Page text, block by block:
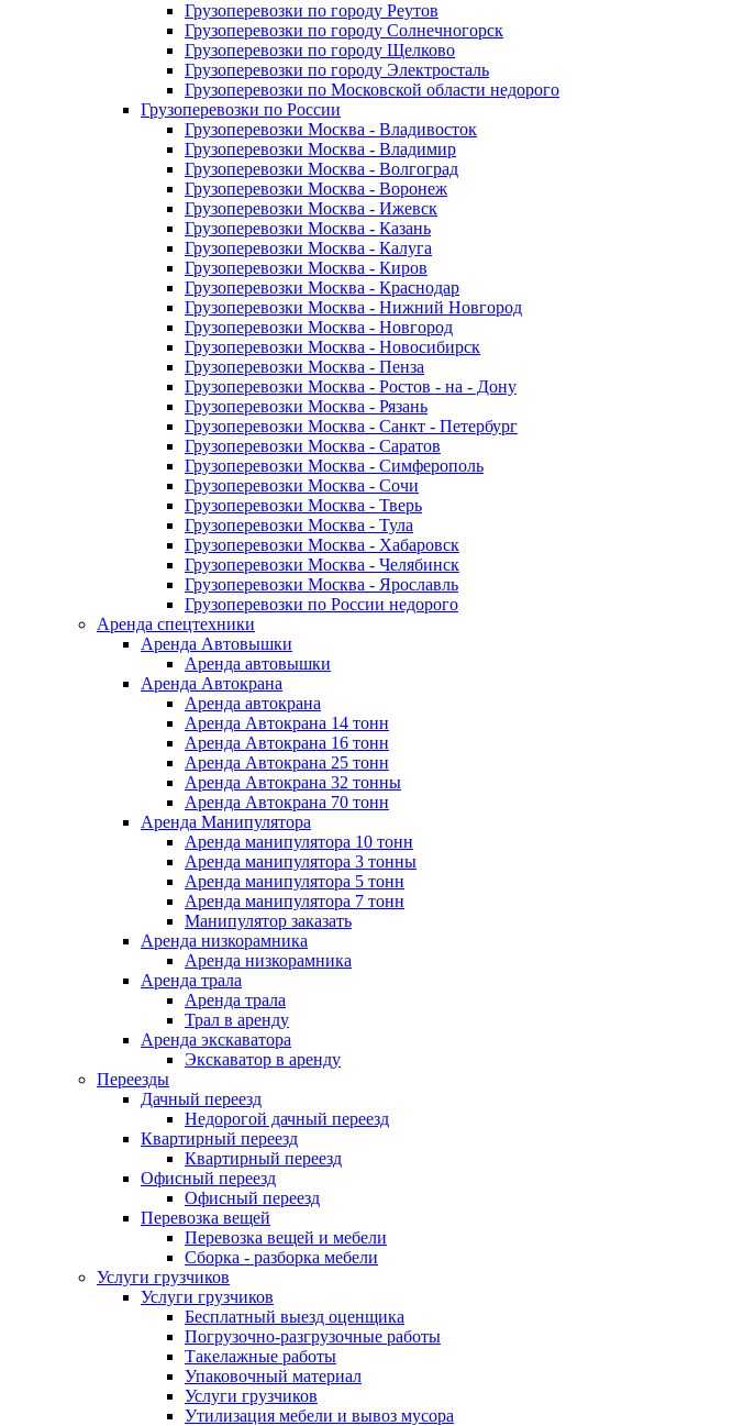
Грузоперевозки по городу Реутов
Грузоперевозки по городу Солнечногорск
Грузоперевозки по городу Щелково
Грузоперевозки по городу Электросталь
Грузоперевозки по Московской области недорого
Грузоперевозки по России
Грузоперевозки Москва - Владивосток
Грузоперевозки Москва - Владимир
Грузоперевозки Москва - Волгоград
Грузоперевозки Москва - Воронеж
Грузоперевозки Москва - Ижевск
Грузоперевозки Москва - Казань
Грузоперевозки Москва - Калуга
Грузоперевозки Москва - Киров
Грузоперевозки Москва - Краснодар
Грузоперевозки Москва - Нижний Новгород
Грузоперевозки Москва - Новгород
Грузоперевозки Москва - Новосибирск
Грузоперевозки Москва - Пенза
Грузоперевозки Москва - Ростов - на - Дону
Грузоперевозки Москва - Рязань
Грузоперевозки Москва - Санкт - Петербург
Грузоперевозки Москва - Саратов
Грузоперевозки Москва - Симферополь
Грузоперевозки Москва - Сочи
Грузоперевозки Москва - Тверь
Грузоперевозки Москва - Тула
Грузоперевозки Москва - Хабаровск
Грузоперевозки Москва - Челябинск
Грузоперевозки Москва - Ярославль
Грузоперевозки по России недорого
Аренда спецтехники
Аренда Автовышки
Аренда автовышки
Аренда Автокрана
Аренда автокрана
Аренда Автокрана 14 тонн
Аренда Автокрана 16 тонн
Аренда Автокрана 25 тонн
Аренда Автокрана 32 тонны
Аренда Автокрана 70 тонн
Аренда Манипулятора
Аренда манипулятора 10 тонн
Аренда манипулятора 3 тонны
Аренда манипулятора 5 тонн
Аренда манипулятора 7 тонн
Манипулятор заказать
Аренда низкорамника
Аренда низкорамника
Аренда трала
Аренда трала
Трал в аренду
Аренда экскаватора
Экскаватор в аренду
Переезды
Дачный переезд
Недорогой дачный переезд
Квартирный переезд
Квартирный переезд
Офисный переезд
Офисный переезд
Перевозка вещей
Перевозка вещей и мебели
Сборка - разборка мебели
Услуги грузчиков
Услуги грузчиков
Бесплатный выезд оценщика
Погрузочно-разгрузочные работы
Такелажные работы
Упаковочный материал
Услуги грузчиков
Утилизация мебели и вывоз мусора